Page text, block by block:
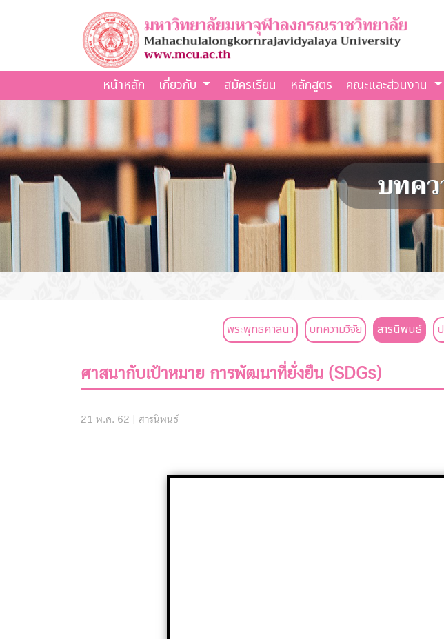
หน้าหลัก เกี่ยวกับ สมัครเรียน หลักสูตร คณะและส่วนงาน
บทคว
พระพุทธศาสนา บทความวิจัย สารนิพนธ์
ศาสนากับเป้าหมาย การพัฒนาที่ยั่งยืน (SDGs)
21 พ.ค. 62 | สารนิพนธ์